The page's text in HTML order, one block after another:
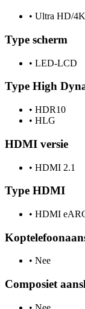
• Ultra HD/4K
Type scherm
• LED-LCD
Type High
• HDR10
• HLG
HDMI versie
• HDMI 2.1
Type HDMI
• HDMI
• Nee
Composiet